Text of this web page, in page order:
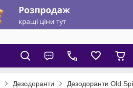
Дезодоранти Дезодоранти Old